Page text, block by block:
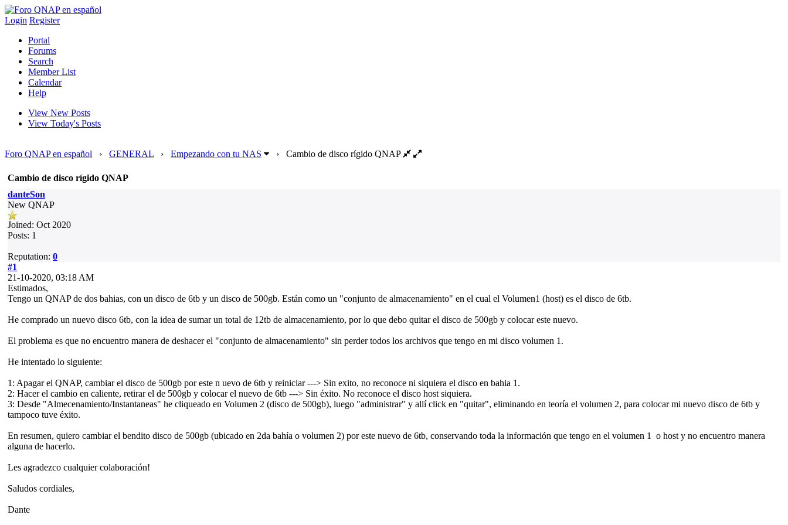
Login Register
Portal
Forums
Search
Member List
Calendar
Help
View New Posts
View Today's Posts
Foro QNAP en español › GENERAL › Empezando con tu NAS › Cambio de disco rígido QNAP
Cambio de disco rígido QNAP
danteSon
New QNAP
Joined: Oct 2020
Posts: 1
Reputation: 0
#1
21-10-2020, 03:18 AM
Estimados,
Tengo un QNAP de dos bahias, con un disco de 6tb y un disco de 500gb. Están como un "conjunto de almacenamiento" en el cual el Volumen1 (host) es el disco de 6tb.
He comprado un nuevo disco 6tb, con la idea de sumar un total de 12tb de almacenamiento, por lo que debo quitar el disco de 500gb y colocar este nuevo.
El problema es que no encuentro manera de deshacer el "conjunto de almacenamiento" sin perder todos los archivos que tengo en mi disco volumen 1.
He intentado lo siguiente:
1: Apagar el QNAP, cambiar el disco de 500gb por este n uevo de 6tb y reiniciar ---> Sin exito, no reconoce ni siquiera el disco en bahia 1.
2: Hacer el cambio en caliente, retirar el de 500gb y colocar el nuevo de 6tb ---> Sin éxito. No reconoce el disco host siquiera.
3: Desde "Almecenamiento/Instantaneas" he cliqueado en Volumen 2 (disco de 500gb), luego "administrar" y allí click en "quitar", eliminando en teoría el volumen 2, para colocar mi nuevo disco de 6tb y
tampoco tuve éxito.
En resumen, quiero cambiar el bendito disco de 500gb (ubicado en 2da bahía o volumen 2) por este nuevo de 6tb, conservando toda la información que tengo en el volumen 1 o host y no encuentro manera
alguna de hacerlo.
Les agradezco cualquier colaboración!
Saludos cordiales,
Dante